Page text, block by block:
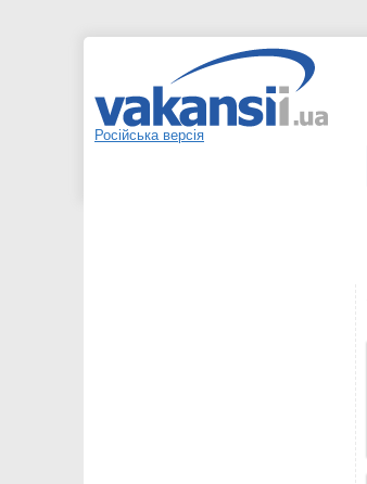
Російська версія